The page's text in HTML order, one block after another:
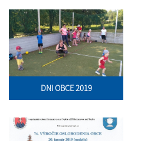
DNI OBCE 2019